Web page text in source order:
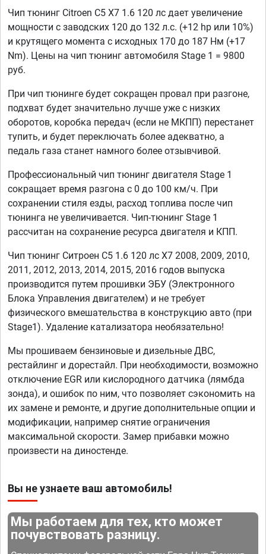
Чип тюнинг Citroen C5 X7 1.6 120 лс дает увеличение
мощности с заводских 120 до 132 л.с. (+12 hp или 10%)
и крутящего момента с исходных 170 до 187 Нм (+17
Nm). Цены на чип тюнинг автомобиля Stage 1 = 9800
руб.
При чип тюнинге будет сокращен провал при разгоне,
подхват будет значительно лучше уже с низких
оборотов, коробка передач (если не МКПП) перестанет
тупить, и будет переключать более адекватно, а
педаль газа станет намного более отзывчивой.
Профессиональный чип тюнинг двигателя Stage 1
сокращает время разгона с 0 до 100 км/ч. При
сохранении стиля езды, расход топлива после чип
тюнинга не увеличивается. Чип-тюнинг Stage 1
рассчитан на сохранение ресурса двигателя и КПП.
Чип тюнинг Ситроен С5 1.6 120 лс X7 2008, 2009, 2010,
2011, 2012, 2013, 2014, 2015, 2016 годов выпуска
производится путем прошивки ЭБУ (Электронного
Блока Управления двигателем) и не требует
физического вмешательства в конструкцию авто (при
Stage1). Удаление катализатора необязательно!
Мы прошиваем бензиновые и дизельные ДВС,
рестайлинг и дорестайл. При необходимости, возможно
отключение EGR или кислородного датчика (лямбда
зонда), и ошибок по ним, что позволяет сэкономить на
их замене и ремонте, и другие дополнительные опции и
модификации, например снятие ограничения
максимальной скорости. Замер прибавки можно
произвести на диностенде.
Вы не узнаете ваш автомобиль!
Мы работаем для тех, кто может
почувствовать разницу.